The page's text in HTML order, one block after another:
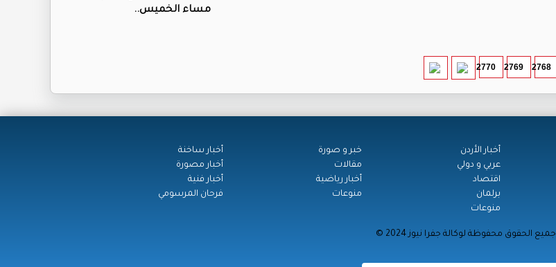
مساء الخميس..
2768
2769
2770
أخبار الأردن
عربي و دولي
اقتصاد
برلمان
منوعات
خبر و صورة
مقالات
أخبار رياضية
منوعات
أخبار ساخنة
أخبار مصورة
أخبار فنية
فرحان المرسومي
© جميع الحقوق محفوظة لوكالة جفرا نيوز 2024